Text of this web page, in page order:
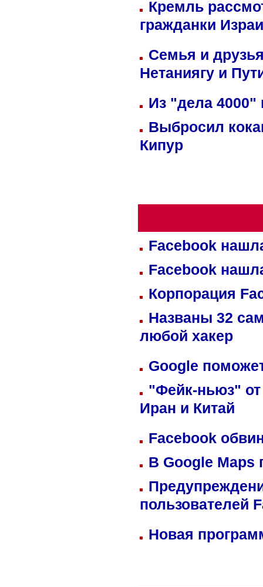
Кремль
гражданки
Семья и
Нетаниягу и
Из "дела 4000"
Выбросил
Кипур
Facebook
Facebook
Корпорация
Названы 32
любой хакер
Google
"Фейк-ньюз" от
Иран и Китай
Facebook
В Google Maps
пользователей
Новая